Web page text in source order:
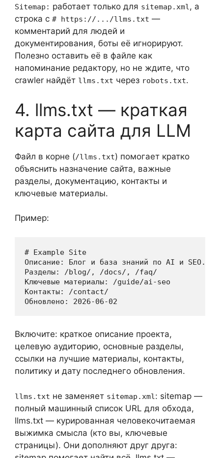
Sitemap: работает только для sitemap.xml, а
строка с # https://.../llms.txt —
комментарий для людей и
документирования, боты её игнорируют.
Полезно оставить её в файле как
напоминание редактору, но не ждите, что
crawler найдёт llms.txt через robots.txt.
4. llms.txt — краткая
карта сайта для LLM
Файл в корне (/llms.txt) помогает кратко
объяснить назначение сайта, важные
разделы, документацию, контакты и
ключевые материалы.
Пример:
# Example Site
Описание: Блог и база знаний по AI и SEO.
Разделы: /blog/, /docs/, /faq/
Ключевые материалы: /guide/ai-seo
Контакты: /contact/
Включите: краткое описание проекта,
целевую аудиторию, основные разделы,
ссылки на лучшие материалы, контакты,
политику и дату последнего обновления.
llms.txt не заменяет sitemap.xml: sitemap —
полный машинный список URL для обхода,
llms.txt — курированная человекочитаемая
выжимка смысла (кто вы, ключевые
страницы). Они дополняют друг друга: